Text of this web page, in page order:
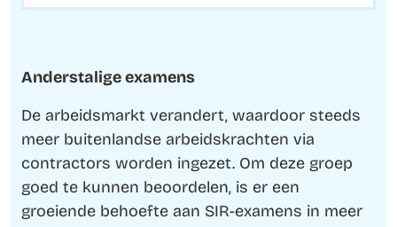
Anderstalige examens
De arbeidsmarkt verandert, waardoor steeds
meer buitenlandse arbeidskrachten via
contractors worden ingezet. Om deze groep
goed te kunnen beoordelen, is er een
groeiende behoefte aan SIR-examens in meer